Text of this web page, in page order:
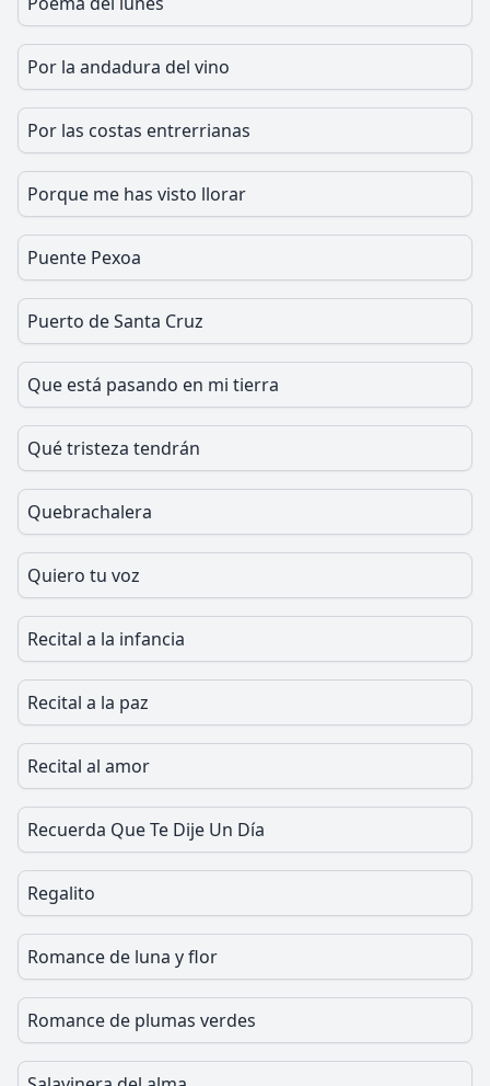
Por la andadura del vino
Por las costas entrerrianas
Porque me has visto llorar
Puente Pexoa
Puerto de Santa Cruz
Que está pasando en mi tierra
Qué tristeza tendrán
Quebrachalera
Quiero tu voz
Recital a la infancia
Recital a la paz
Recital al amor
Recuerda Que Te Dije Un Día
Regalito
Romance de luna y flor
Romance de plumas verdes